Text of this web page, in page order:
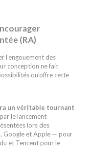
(RA)
l’engouement des
conception ne fait
qu’offre cette
un véritable tournant
le lancement
lors des
Google et Apple — pour
et Tencent pour le